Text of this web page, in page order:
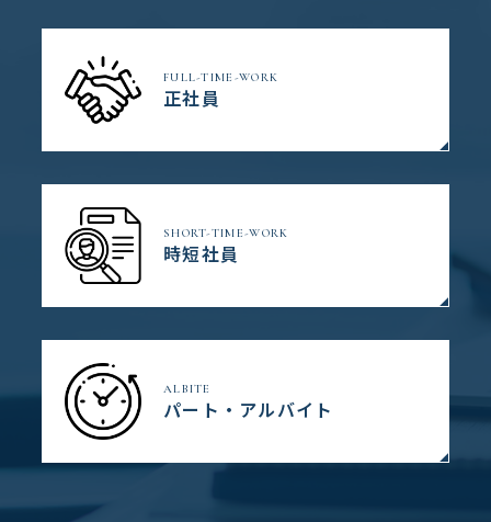
FULL-TIME-WORK
正社員
SHORT-TIME-WORK
時短社員
ALBITE
パート・アルバイト